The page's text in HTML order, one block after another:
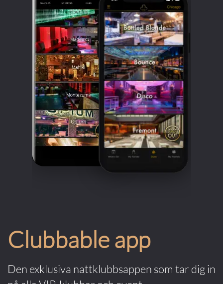
Clubbable
sociala
konton
Clubbable app
Den exklusiva nattklubbsappen som tar dig in